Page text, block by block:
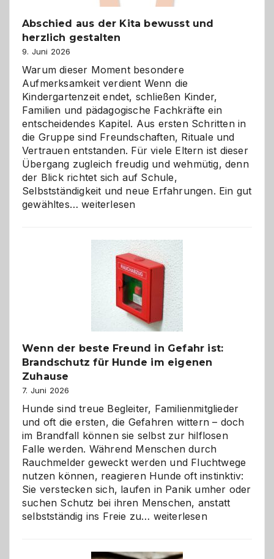
Abschied aus der Kita bewusst und
herzlich gestalten
9. Juni 2026
Warum dieser Moment besondere
Aufmerksamkeit verdient Wenn die
Kindergartenzeit endet, schließen Kinder,
Familien und pädagogische Fachkräfte ein
entscheidendes Kapitel. Aus ersten Schritten in
die Gruppe sind Freundschaften, Rituale und
Vertrauen entstanden. Für viele Eltern ist dieser
Übergang zugleich freudig und wehmütig, denn
der Blick richtet sich auf Schule,
Selbstständigkeit und neue Erfahrungen. Ein gut
gewähltes…Abschied
bewusst
herzlich
gestalten
weiterlesen
Wenn der beste Freund in Gefahr ist:
Brandschutz für Hunde im eigenen
Zuhause
7. Juni 2026
Hunde sind treue Begleiter, Familienmitglieder
und oft die ersten, die Gefahren wittern – doch
im Brandfall können sie selbst zur hilflosen
Falle werden. Während Menschen durch
Rauchmelder geweckt werden und Fluchtwege
nutzen können, reagieren Hunde oft instinktiv:
Sie verstecken sich, laufen in Panik umher oder
suchen Schutz bei ihren Menschen, anstatt
selbstständig ins Freie zu… Wenn
Freund
weiterlesen